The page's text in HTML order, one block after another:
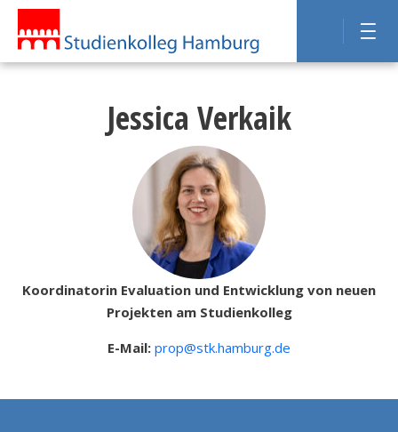
Jessica Verkaik
Koordinatorin Evaluation und Entwicklung von neuen
Projekten am Studienkolleg
E-Mail: prop@stk.hamburg.de